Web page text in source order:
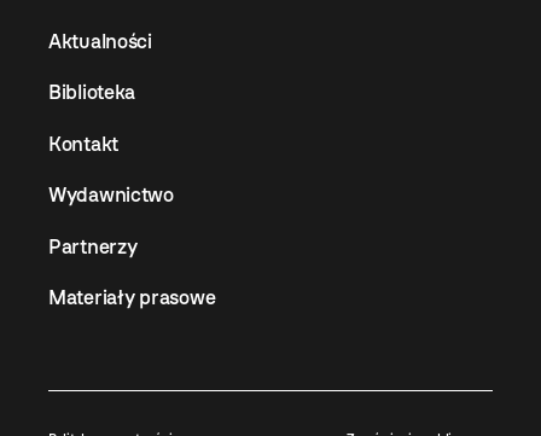
Aktualności
Biblioteka
Kontakt
Wydawnictwo
Partnerzy
Materiały prasowe